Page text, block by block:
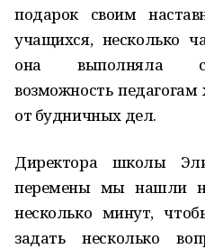
подарок своим
учащихся, несколько
она выполняла
возможность педагогам
от будничных дел.
Директора школы
перемены мы нашли
несколько минут,
задать несколько